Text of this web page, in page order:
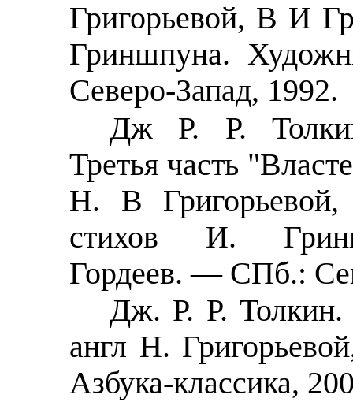
Григорьевой, В И
Гриншпуна.
Северо-Запад, 1992.
Дж Р. Р.
Третья часть
Н. В
стихов И.
Гордеев. — СПб.:
Дж. Р. Р. Толкин.
англ Н.
Азбука-классика,